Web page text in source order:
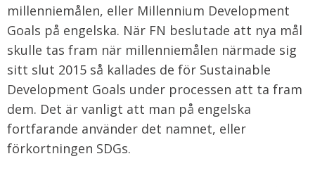
millenniemålen, eller Millennium Development
Goals på engelska. När FN beslutade att nya mål
skulle tas fram när millenniemålen närmade sig
sitt slut 2015 så kallades de för Sustainable
Development Goals under processen att ta fram
dem. Det är vanligt att man på engelska
fortfarande använder det namnet, eller
förkortningen SDGs.